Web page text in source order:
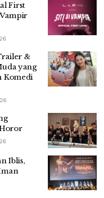
First
&
yang
Komedi
Iblis,